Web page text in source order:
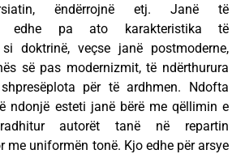
ëndërrojnë etj. Janë të
edhe pa ato karakteristika të
doktrinë, veçse janë postmoderne,
së pas modernizmit, të ndërthurura
për të ardhmen. Ndofta
ndonjë esteti janë bërë me qëllimin e
autorët tanë në repartin
me uniformën tonë. Kjo edhe për arsye